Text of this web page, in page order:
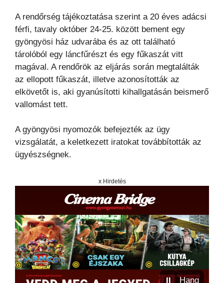
A rendőrség tájékoztatása szerint a 20 éves adácsi
férfi, tavaly október 24-25. között bement egy
gyöngyösi ház udvarába és az ott található
tárolóból egy láncfűrészt és egy fűkaszát vitt
magával. A rendőrök az eljárás során megtalálták
az ellopott fűkaszát, illetve azonosították az
elkövetőt is, aki gyanúsítotti kihallgatásán beismerő
vallomást tett.
A gyöngyösi nyomozók befejezték az ügy
vizsgálatát, a keletkezett iratokat továbbították az
ügyészségnek.
x Hirdetés
⏸ Hang